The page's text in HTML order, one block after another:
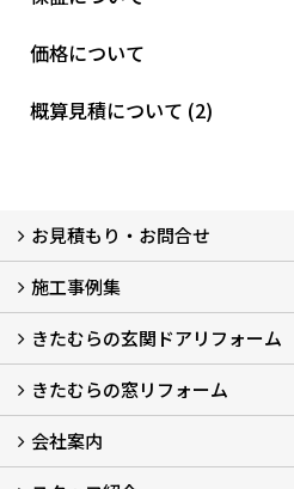
価格について
概算見積について (2)
お見積もり・お問合せ
LINEで概算見積もり
チャットで質問
問い合わせフォームから
オンライン相談
電話で相談
無料現地調査をご希望の方
施工事例集
玄関ドアリフォーム
玄関引戸リフォーム
勝手口ドアリフォーム
窓リフォーム
きたむらの玄関ドアリフォーム
玄関ドアリフォームについて
リシェントについて (23)
・玄関ドアバリエーション (52)
・玄関引戸バリエーション (44)
・勝手口ドアバリエーション (11)
安心の自社施工
無料点検
保証について
価格について
概算見積について (2)
きたむらの窓リフォーム
窓リフォームについて (5)
・内窓設置-LIXILインプラス
・内窓設置-AGCまどまど
・窓交換
・エコガラス交換
・防犯・防災ガラス交換
会社案内